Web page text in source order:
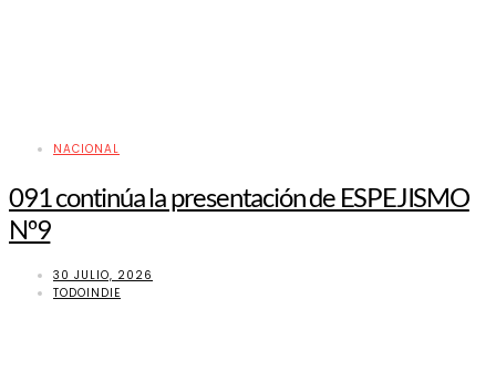
NACIONAL
091 continúa la presentación de ESPEJISMO
Nº9
30 JULIO, 2026
TODOINDIE